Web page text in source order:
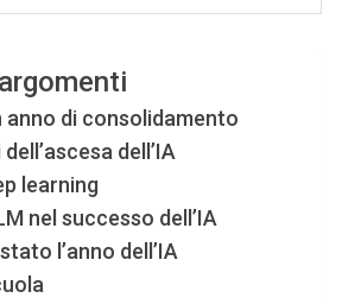
anno di consolidamento
dell’IA
learning
nel successo dell’IA
l’anno dell’IA